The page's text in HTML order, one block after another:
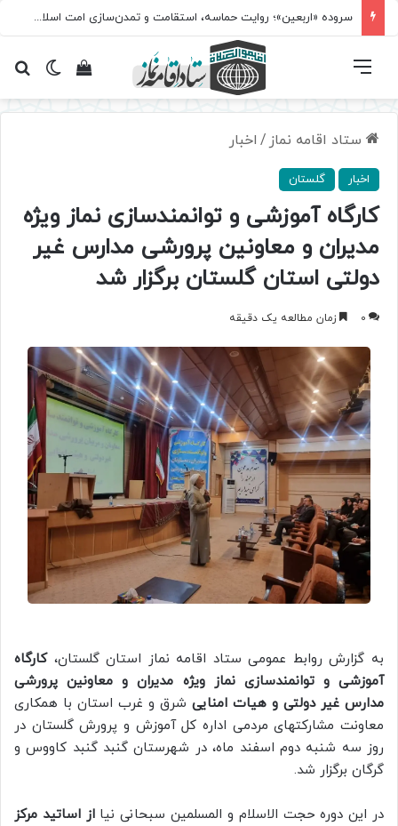
سروده‌ «اربعین»؛ روایت حماسه، استقامت و تمدن‌سازی امت اسلامی
تغییرمشاهده فهرست
ستاد اقامه نماز / اخبار
اخبار گلستان
کارگاه آموزشی و توانمندسازی نماز ویژه
مدیران و معاونین پرورشی مدارس غیر
دولتی استان گلستان برگزار شد
0 زمان مطالعه یک دقیقه
به گزارش روابط عمومی ستاد اقامه نماز استان گلستان،کارگاه
آموزشی و توانمندسازی نماز ویژه مدیران و معاونین پرورشی
مدارس غیر دولتی و هیات امنایی شرق و غرب استان با همکاری
معاونت مشارکتهای مردمی اداره کل آموزش و پرورش گلستان در
روز سه شنبه دوم اسفند ماه، در شهرستان گنبد گنبد کاووس و
گرگان برگزار شد.
در این دوره حجت الاسلام و المسلمین سبحانی نیااز اساتید مرکز